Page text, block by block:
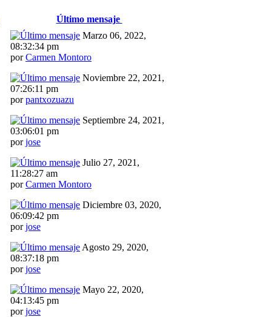
Último mensaje
Marzo 06, 2022,
08:32:34 pm
porCarmen Montoro
Noviembre 22, 2021,
07:26:11 pm
porpantxozuazu
Septiembre 24, 2021,
03:06:01 pm
porjose
Julio 27, 2021,
11:28:27 am
porCarmen Montoro
Diciembre 03, 2020,
06:09:42 pm
porjose
Agosto 29, 2020,
08:37:18 pm
porjose
Mayo 22, 2020,
04:13:45 pm
porjose